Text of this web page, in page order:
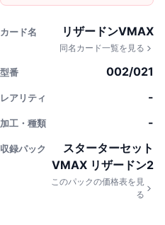
カード名 リザードンVMAX
同名カード一覧を見る
型番 002/021
レアリティ -
加工・種類 -
収録パック
スターターセット
VMAX リザードン2
このパックの価格表を見
る